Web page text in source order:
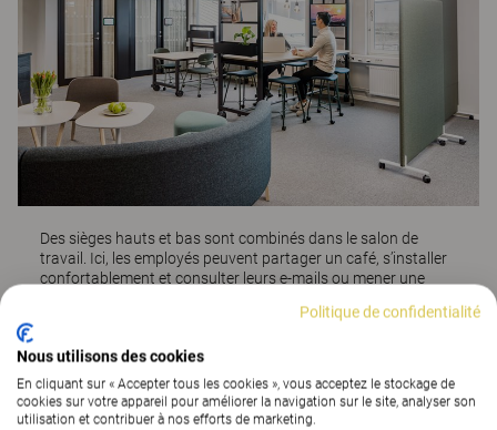
Des sièges hauts et bas sont combinés dans le salon de
travail. Ici, les employés peuvent partager un café, s’installer
confortablement et consulter leurs e-mails ou mener une
, tableMatsumoto, poufs
Un bureau qui donne envie d’aller
Politique de confidentialité
Nous utilisons des cookies
En cliquant sur « Accepter tous les cookies », vous acceptez le stockage de
cookies sur votre appareil pour améliorer la navigation sur le site, analyser son
utilisation et contribuer à nos efforts de marketing.